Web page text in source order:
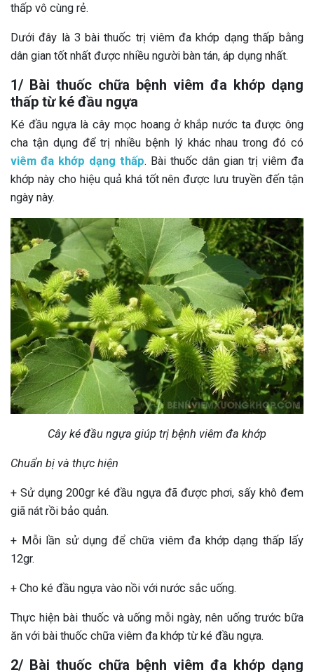
thấp vô cùng rẻ.
Dưới đây là 3 bài thuốc trị viêm đa khớp dạng thấp bằng
dân gian tốt nhất được nhiều người bàn tán, áp dụng nhất.
1/ Bài thuốc chữa bệnh viêm đa khớp dạng
thấp từ ké đầu ngựa
Ké đầu ngựa là cây mọc hoang ở khắp nước ta được ông
cha tận dụng để trị nhiều bệnh lý khác nhau trong đó có
viêm đa khớp dạng thấp. Bài thuốc dân gian trị viêm đa
khớp này cho hiệu quả khá tốt nên được lưu truyền đến tận
ngày này.
Cây ké đầu ngựa giúp trị bệnh viêm đa khớp
Chuẩn bị và thực hiện
+ Sử dụng 200gr ké đầu ngựa đã được phơi, sấy khô đem
giã nát rồi bảo quản.
+ Mỗi lần sử dụng để chữa viêm đa khớp dạng thấp lấy
12gr.
+ Cho ké đầu ngựa vào nồi với nước sắc uống.
Thực hiện bài thuốc và uống mỗi ngày, nên uống trước bữa
ăn với bài thuốc chữa viêm đa khớp từ ké đầu ngựa.
2/ Bài thuốc chữa bệnh viêm đa khớp dạng